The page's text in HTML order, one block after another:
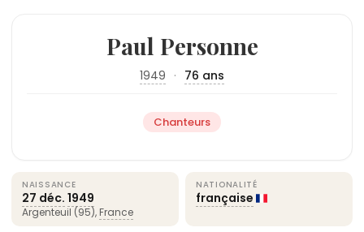
Paul Personne
1949 · 76 ans
Chanteurs
NAISSANCE
27 déc. 1949
Argenteuil (95), France
NATIONALITÉ
française